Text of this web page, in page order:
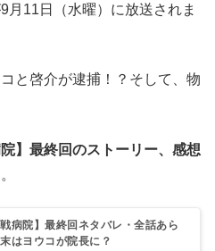
月11日（水曜）に放送されま
と啓介が逮捕！？そして、物
院】最終回のストーリー、感想
戦病院】最終回ネタバレ・全話あら
はヨウコが院長に？